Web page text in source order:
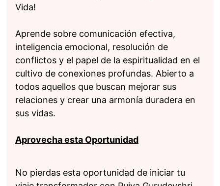
Vida!
Aprende sobre comunicación efectiva,
inteligencia emocional, resolución de
conflictos y el papel de la espiritualidad en el
cultivo de conexiones profundas. Abierto a
todos aquellos que buscan mejorar sus
relaciones y crear una armonía duradera en
sus vidas.
Aprovecha esta Oportunidad
No pierdas esta oportunidad de iniciar tu